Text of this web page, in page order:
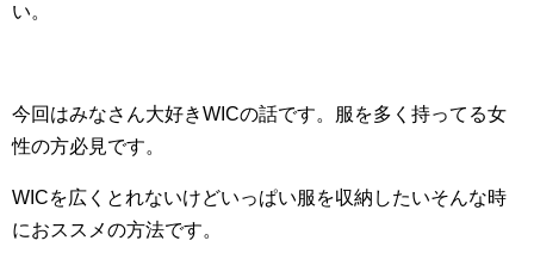
い。
今回はみなさん大好きWICの話です。服を多く持ってる女
性の方必見です。
WICを広くとれないけどいっぱい服を収納したいそんな時
におススメの方法です。